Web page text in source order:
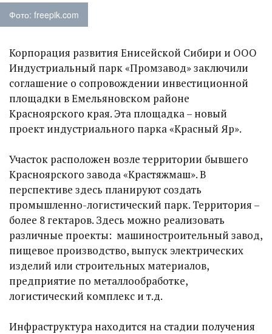
Фото: freepik.com
Корпорация развития Енисейской Сибири и ООО
Индустриальный парк «Промзавод» заключили
соглашение о сопровождении инвестиционной
площадки в Емельяновском районе
Красноярского края. Эта площадка – новый
проект индустриального парка «Красный Яр».
Участок расположен возле территории бывшего
Красноярского завода «Крастяжмаш». В
перспективе здесь планируют создать
промышленно-логистический парк. Территория –
более 8 гектаров. Здесь можно реализовать
различные проекты: машиностроительный завод,
пищевое производство, выпуск электрических
изделий или строительных материалов,
предприятие по металлообработке,
логистический комплекс и т.д.
Инфраструктура находится на стадии получения